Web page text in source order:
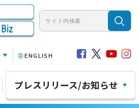
ENGLISH
プレスリリース/お知らせ